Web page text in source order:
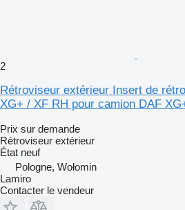
2
Rétroviseur extérieur Insert de
XG+ / XF RH pour camion DAF
Prix sur demande
Rétroviseur extérieur
État neuf
Pologne, Wołomin
Lamiro
Contacter le vendeur